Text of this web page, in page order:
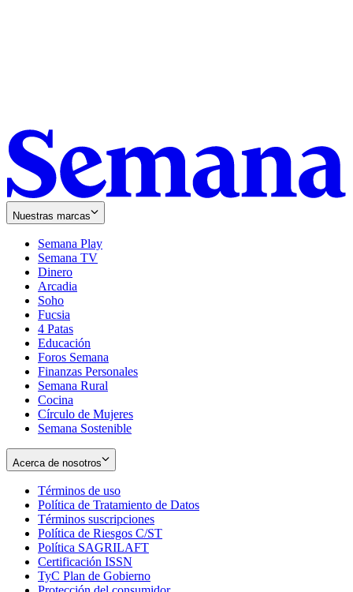
Nuestras marcas
Semana Play
Semana TV
Dinero
Arcadia
Soho
in
new
window
Fucsia
in
new
window
4 Patas
Educación
Foros Semana
Finanzas Personales
Semana Rural
Cocina
Círculo de Mujeres
Semana Sostenible
Acerca de nosotros
Términos de uso
in
new
window
Política de Tratamiento de Datos
Términos suscripciones
in
Política de Riesgos C/ST
Política SAGRILAFT
new
Certificación ISSN
in
TyC Plan de Gobierno